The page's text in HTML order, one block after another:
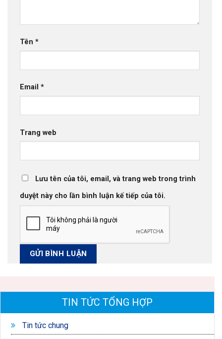
Tên *
Email *
Trang web
Lưu tên của tôi, email, và trang web trong trình
duyệt này cho lần bình luận kế tiếp của tôi.
TIN TỨC TỔNG HỢP
Tin tức chung